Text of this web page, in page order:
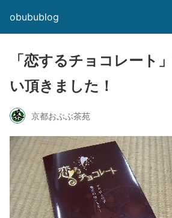
obubublog
「恋するチョコレート
い頂きました！
京都おぶぶ茶苑